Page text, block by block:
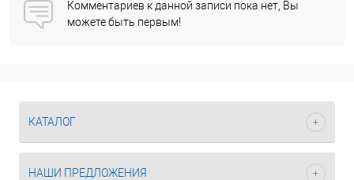
Комментариев к данной записи пока нет, Вы
можете быть первым!
КАТАЛОГ
НАШИ ПРЕДЛОЖЕНИЯ